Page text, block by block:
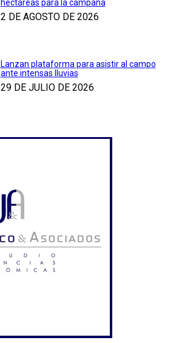
hectáreas para la campaña
2 DE AGOSTO DE 2026
Lanzan plataforma para asistir al campo
ante intensas lluvias
29 DE JULIO DE 2026